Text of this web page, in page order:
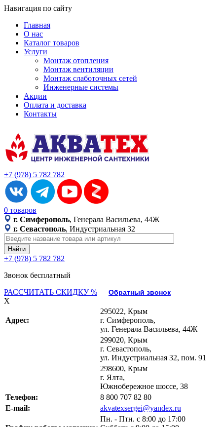
Навигация по сайту
Главная
О нас
Каталог товаров
Услуги
Монтаж отопления
Монтаж вентиляции
Монтаж слаботочных сетей
Инженерные системы
Акции
Оплата и доставка
Контакты
+7 (978) 5 782 782
0 товаров
г. Симферополь, Генерала Васильева, 44Ж
г. Севастополь, Индустриальная 32
+7 (978) 5 782 782
Звонок бесплатный
РАССЧИТАТЬ СКИДКУ %
Обратный звонок
X
Адрес:
295022, Крым
г. Симферополь,
ул. Генерала Васильева, 44Ж
299020, Крым
г. Севастополь,
ул. Индустриальная 32, пом. 91
298600, Крым
г. Ялта,
Южнобережное шоссе, 38
Телефон:
8 800 707 82 80
E-mail:
akvatexsergei@yandex.ru
Пн. - Птн. с 8:00 до 17:00